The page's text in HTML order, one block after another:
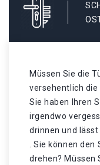
Müssen Sie die
versehentlich
Sie haben Ihren
irgendwo
drinnen und
. Sie können
drehen? Müssen